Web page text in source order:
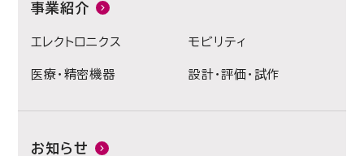
事業紹介
エレクトロニクス モビリティ
医療・精密機器 設計・評価・試作
お知らせ